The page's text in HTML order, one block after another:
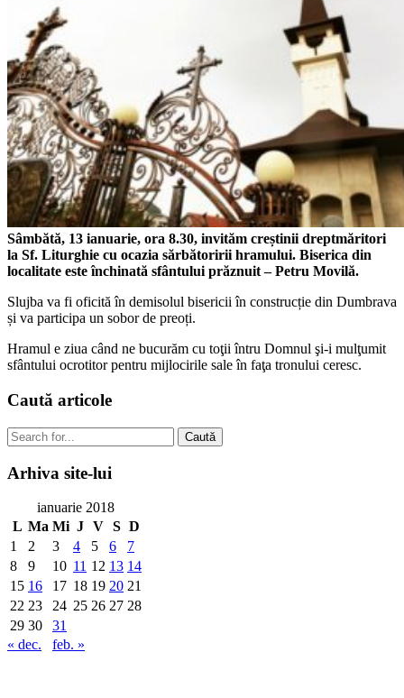
Sâmbătă, 13 ianuarie, ora 8.30, invităm creștinii dreptmăritori
la Sf. Liturghie cu ocazia sărbătoririi hramului. Biserica din
localitate este închinată sfântului prăznuit – Petru Movilă.
Slujba va fi oficită în demisolul bisericii în construcție din Dumbrava
și va participa un sobor de preoți.
Hramul e ziua când ne bucurăm cu toţii întru Domnul şi-i mulţumit
sfântului ocrotitor pentru mijlocirile sale în faţa tronului ceresc.
Caută articole
Caută
Arhiva site-lui
ianuarie 2018
L Ma Mi J V S D
1
2 3 4 5 6
7
8
9 10 11 12 13 14
15 16 17 18 19 20 21
22 23 24 25 26 27 28
29 30
31
« dec.
feb. »